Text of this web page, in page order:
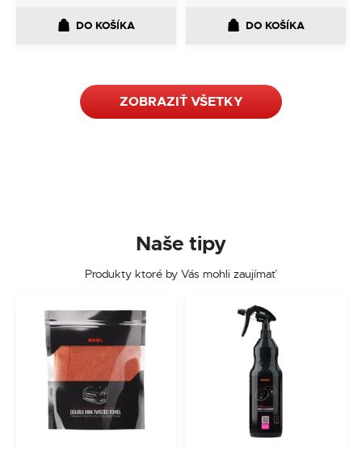
DO KOŠÍKA DO KOŠÍKA
ZOBRAZIŤ VŠETKY
Naše tipy
Produkty ktoré by Vás mohli zaujímať